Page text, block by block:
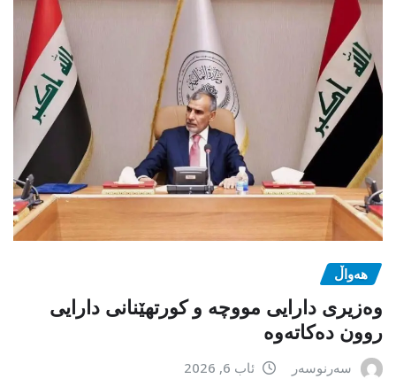
هەواڵ
وەزیری دارایی مووچە و کورتهێنانی دارایی
روون دەکاتەوە
سەرنوسەر ئاب 6, 2026